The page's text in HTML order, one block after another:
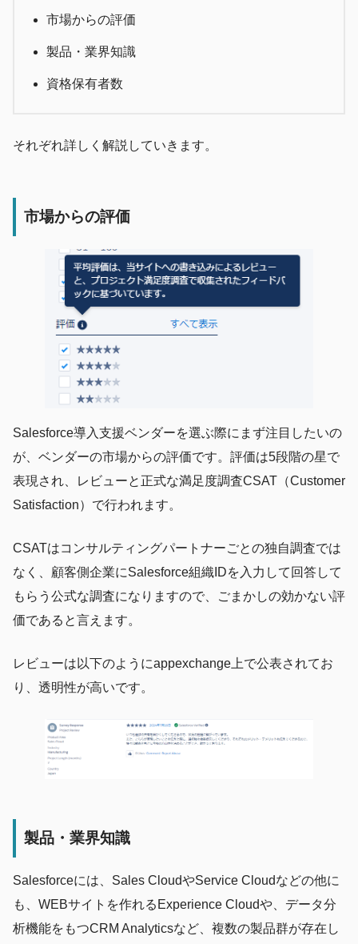
市場からの評価
製品・業界知識
資格保有者数
それぞれ詳しく解説していきます。
市場からの評価
Salesforce導入支援ベンダーを選ぶ際にまず注目したいの
が、ベンダーの市場からの評価です。評価は5段階の星で
表現され、レビューと正式な満足度調査CSAT（Customer
Satisfaction）で行われます。
CSATはコンサルティングパートナーごとの独自調査では
なく、顧客側企業にSalesforce組織IDを入力して回答して
もらう公式な調査になりますので、ごまかしの効かない評
価であると言えます。
レビューは以下のようにappexchange上で公表されてお
り、透明性が高いです。
製品・業界知識
Salesforceには、Sales CloudやService Cloudなどの他に
も、WEBサイトを作れるExperience Cloudや、データ分
析機能をもつCRM Analyticsなど、複数の製品群が存在し